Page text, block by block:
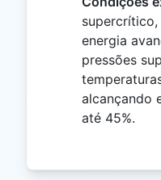
supercrítico,
energia
pressões
alcançando
até 45%.